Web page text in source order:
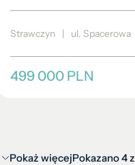
4Strawczyn | ul. Spacerowa
499 000 PLN
Pokaż więcejPokazano4z